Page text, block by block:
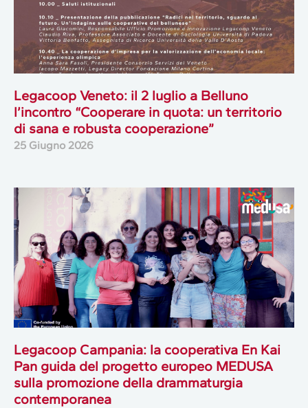
Legacoop Veneto: il 2 luglio a Belluno
l’incontro “Cooperare in quota: un territorio
di sana e robusta cooperazione”
25 Giugno 2026
Legacoop Campania: la cooperativa En Kai
Pan guida del progetto europeo MEDUSA
sulla promozione della drammaturgia
contemporanea